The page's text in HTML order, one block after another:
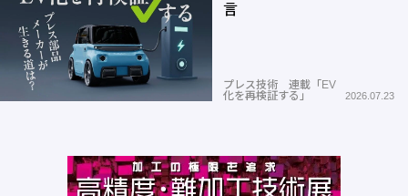
言
プレス技術 連載「EV
化を再検証する」
2026.07.23